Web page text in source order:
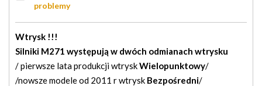
problemy
Wtrysk !!!
Silniki M271 występują w dwóch odmianach wtrysku
/ pierwsze lata produkcji wtryskWielopunktowy/
/nowsze modele od 2011 r wtrysk Bezpośredni/